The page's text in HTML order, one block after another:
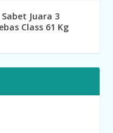
Sabet Juara 3
Class 61 Kg